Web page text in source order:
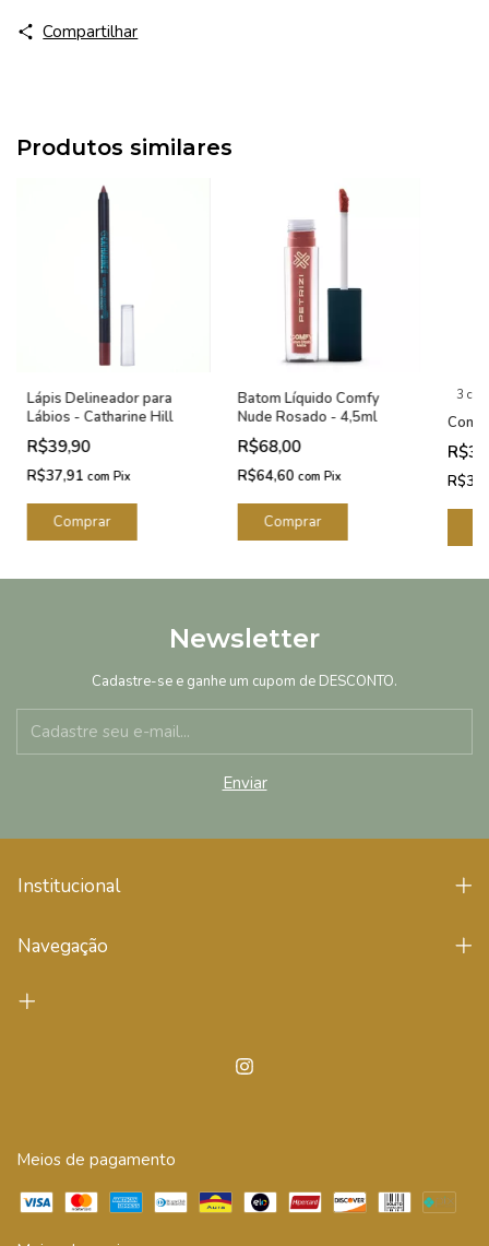
Compartilhar
Produtos similares
Lápis Delineador para
Lábios - Catharine Hill
R$39,90
R$37,91 com Pix
Batom Líquido Comfy
Nude Rosado - 4,5ml
R$68,00
R$64,60 com Pix
3
Newsletter
Cadastre-se e ganhe um cupom de DESCONTO.
Institucional
Navegação
Meios de pagamento